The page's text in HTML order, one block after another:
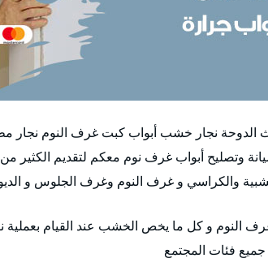
الدوحة نجار خشب أبواب كبت غرف النوم نجار
وتصليح أبواب غرف نوم معكم لتقديم الكثير
والكراسي و غرف النوم وغرف الجلوس و
النوم و كل ما يخص الخشب عند القيام بعملية
فئات المجتمع